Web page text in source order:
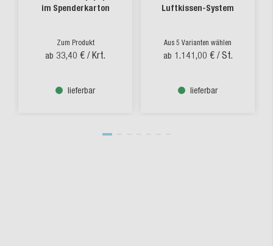
im Spenderkarton
Zum Produkt
ab 33,40 € / Krt.
lieferbar
Luftkissen-System
Aus 5 Varianten wählen
ab 1.141,00 € / St.
lieferbar